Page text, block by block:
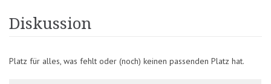
Diskussion
Platz für alles, was fehlt oder (noch) keinen passenden Platz hat.